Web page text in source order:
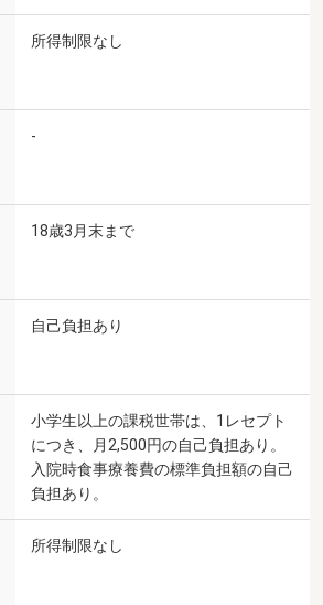
所得制限なし
-
18歳3月末まで
自己負担あり
小学生以上の課税世帯は、1レセプト
につき、月2,500円の自己負担あり。
入院時食事療養費の標準負担額の自己
負担あり。
所得制限なし